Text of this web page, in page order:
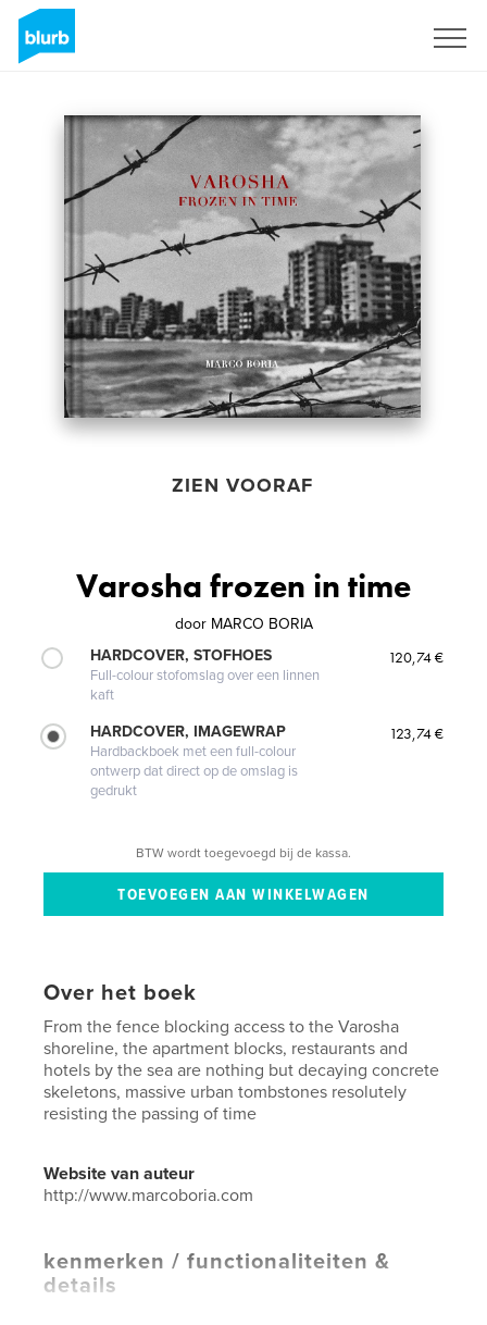
ZIEN VOORAF
Varosha frozen in time
door MARCO BORIA
HARDCOVER, STOFHOES
Full-colour stofomslag over een linnen
kaft
120,74 €
HARDCOVER, IMAGEWRAP
Hardbackboek met een full-colour
ontwerp dat direct op de omslag is
gedrukt
123,74 €
BTW wordt toegevoegd bij de kassa.
Over het boek
From the fence blocking access to the Varosha
shoreline, the apartment blocks, restaurants and
hotels by the sea are nothing but decaying concrete
skeletons, massive urban tombstones resolutely
resisting the passing of time
Website van auteur
http://www.marcoboria.com
kenmerken / functionaliteiten &
details